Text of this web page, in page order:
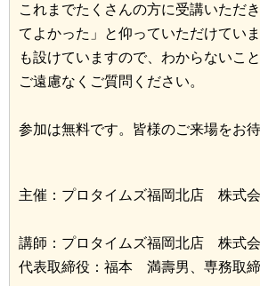
これまでたくさんの方に受講いただ
てよかった」と仰っていただけてい
も設けていますので、わからないこ
ご遠慮なくご質問ください。
参加は無料です。皆様のご来場をお
主催：プロタイムズ福岡北店 株式
講師：プロタイムズ福岡北店 株式
代表取締役：福本 満壽男、専務取